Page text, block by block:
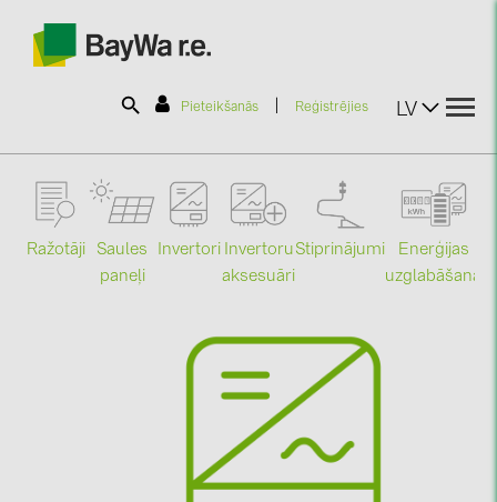
Pieteikšanās Reģistrējies LV
SOLAR-PLANIT
Ražotāji
Saules
paneļi
Invertori Invertoru
aksesuāri
Stiprinājumi
Enerģijas
uzglabāšana